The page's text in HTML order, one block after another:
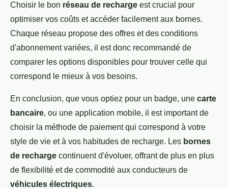
Choisir le bon réseau de recharge est crucial pour
optimiser vos coûts et accéder facilement aux bornes.
Chaque réseau propose des offres et des conditions
d'abonnement variées, il est donc recommandé de
comparer les options disponibles pour trouver celle qui
correspond le mieux à vos besoins.
En conclusion, que vous optiez pour un badge, une carte
bancaire, ou une application mobile, il est important de
choisir la méthode de paiement qui correspond à votre
style de vie et à vos habitudes de recharge. Les bornes
de recharge continuent d'évoluer, offrant de plus en plus
de flexibilité et de commodité aux conducteurs de
véhicules électriques.